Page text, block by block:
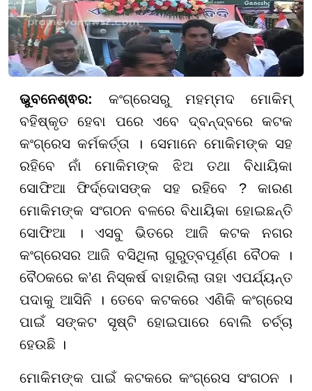
ଭୁବନେଶ୍ଵର: କଂଗ୍ରେସରୁ ମହମ୍ମଦ ମୋକିମ୍
ବହିଷ୍କୃତ ହେବା ପରେ ଏବେ ଦ୍ବନ୍ଦ୍ବରେ କଟକ
କଂଗ୍ରେସ କର୍ମକର୍ତ୍ତା । ସେମାନେ ମୋକିମଙ୍କ ସହ
ରହିବେ ନାଁ ମୋକିମଙ୍କ ଝିଅ ତଥା ବିଧାୟିକା
ସୋଫିଆ ଫିର୍ଦ୍ଦୋସଙ୍କ ସହ ରହିବେ ? କାରଣ
ମୋକିମଙ୍କ ସଂଗଠନ ବଳରେ ବିଧାୟିକା ହୋଇଛନ୍ତି
ସୋଫିଆ । ଏସବୁ ଭିତରେ ଆଜି କଟକ ନଗର
କଂଗ୍ରେସର ଆଜି ବସିଥିଲା ଗୁରୁତ୍ବପୂର୍ଣ୍ଣ ବୈଠକ ।
ବୈଠକରେ କ’ଣ ନିସ୍କର୍ଷ ବାହାରିଲା ତାହା ଏପର୍ଯ୍ୟନ୍ତ
ପଦାକୁ ଆସିନି । ତେବେ କଟକରେ ଏଣିକି କଂଗ୍ରେସ
ପାଇଁ ସଙ୍କଟ ସୃଷ୍ଟି ହୋଇପାରେ ବୋଲି ଚର୍ଚ୍ଚା
ହେଉଛି ।
ମୋକିମଙ୍କ ପାଇଁ କଟକରେ କଂଗ୍ରେସ ସଂଗଠନ ।